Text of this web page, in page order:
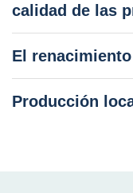
calidad de las
El
Producción